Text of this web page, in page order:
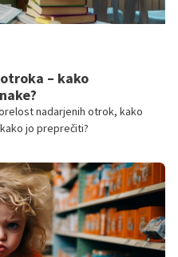
– kako
nadarjenih otrok, kako
jo preprečiti?